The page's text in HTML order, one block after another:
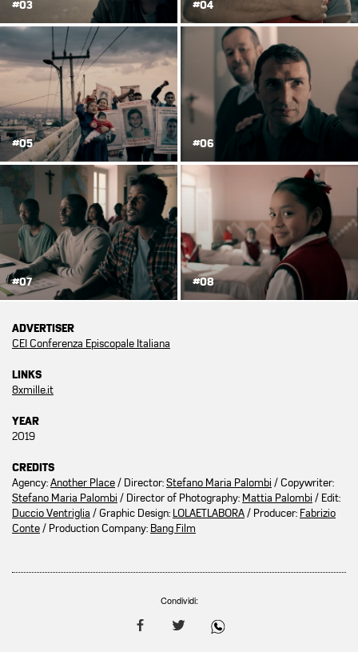
#03 #04
#05 #06
#07 #08
ADVERTISER
CEI Conferenza Episcopale Italiana
LINKS
8xmille.it
YEAR
2019
CREDITS
Agency:Another Place/ Director:Stefano Maria Palombi / Copywriter:
Stefano Maria Palombi / Director of Photography: Mattia Palombi / Edit:
Duccio Ventriglia / Graphic Design: LOLAETLABORA/ Producer: Fabrizio
Conte/ Production Company: Bang Film
Condividi: